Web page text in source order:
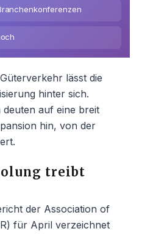
lässt die
hinter sich.
auf eine breit
hin, von der
treibt
der Association of
für April verzeichnet